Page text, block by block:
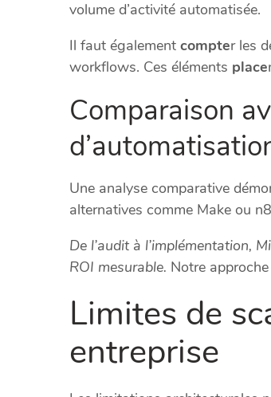
volume d’activité automatisée.
Il faut également compter les
workflows. Ces éléments place
Comparaison
Une analyse comparative
alternatives comme Make ou
De l’audit à l’implémentation,
ROI mesurable. Notre
Limites de
entreprise